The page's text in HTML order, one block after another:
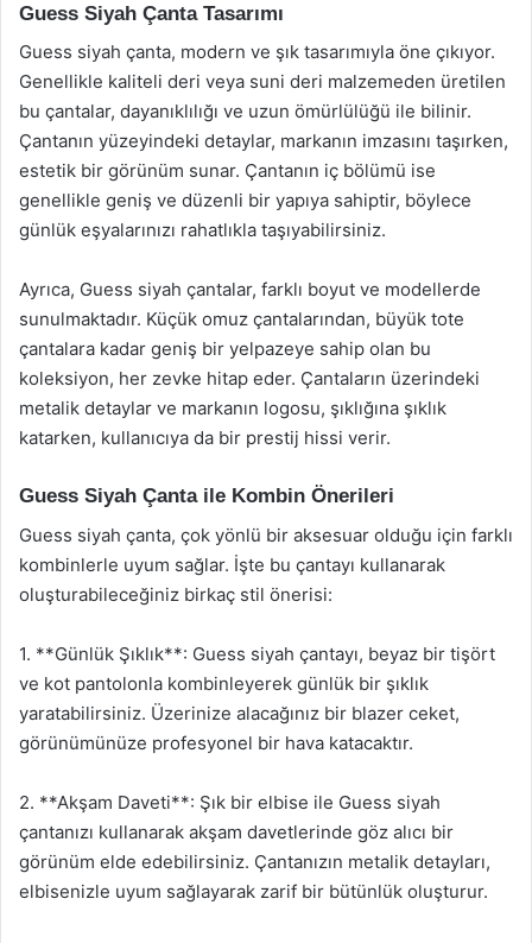
Guess Siyah Çanta Tasarımı
Guess siyah çanta, modern ve şık tasarımıyla öne çıkıyor.
Genellikle kaliteli deri veya suni deri malzemeden üretilen
bu çantalar, dayanıklılığı ve uzun ömürlülüğü ile bilinir.
Çantanın yüzeyindeki detaylar, markanın imzasını taşırken,
estetik bir görünüm sunar. Çantanın iç bölümü ise
genellikle geniş ve düzenli bir yapıya sahiptir, böylece
günlük eşyalarınızı rahatlıkla taşıyabilirsiniz.
Ayrıca, Guess siyah çantalar, farklı boyut ve modellerde
sunulmaktadır. Küçük omuz çantalarından, büyük tote
çantalara kadar geniş bir yelpazeye sahip olan bu
koleksiyon, her zevke hitap eder. Çantaların üzerindeki
metalik detaylar ve markanın logosu, şıklığına şıklık
katarken, kullanıcıya da bir prestij hissi verir.
Guess Siyah Çanta ile Kombin Önerileri
Guess siyah çanta, çok yönlü bir aksesuar olduğu için farklı
kombinlerle uyum sağlar. İşte bu çantayı kullanarak
oluşturabileceğiniz birkaç stil önerisi:
1. **Günlük Şıklık**: Guess siyah çantayı, beyaz bir tişört
ve kot pantolonla kombinleyerek günlük bir şıklık
yaratabilirsiniz. Üzerinize alacağınız bir blazer ceket,
görünümünüze profesyonel bir hava katacaktır.
2. **Akşam Daveti**: Şık bir elbise ile Guess siyah
çantanızı kullanarak akşam davetlerinde göz alıcı bir
görünüm elde edebilirsiniz. Çantanızın metalik detayları,
elbisenizle uyum sağlayarak zarif bir bütünlük oluşturur.